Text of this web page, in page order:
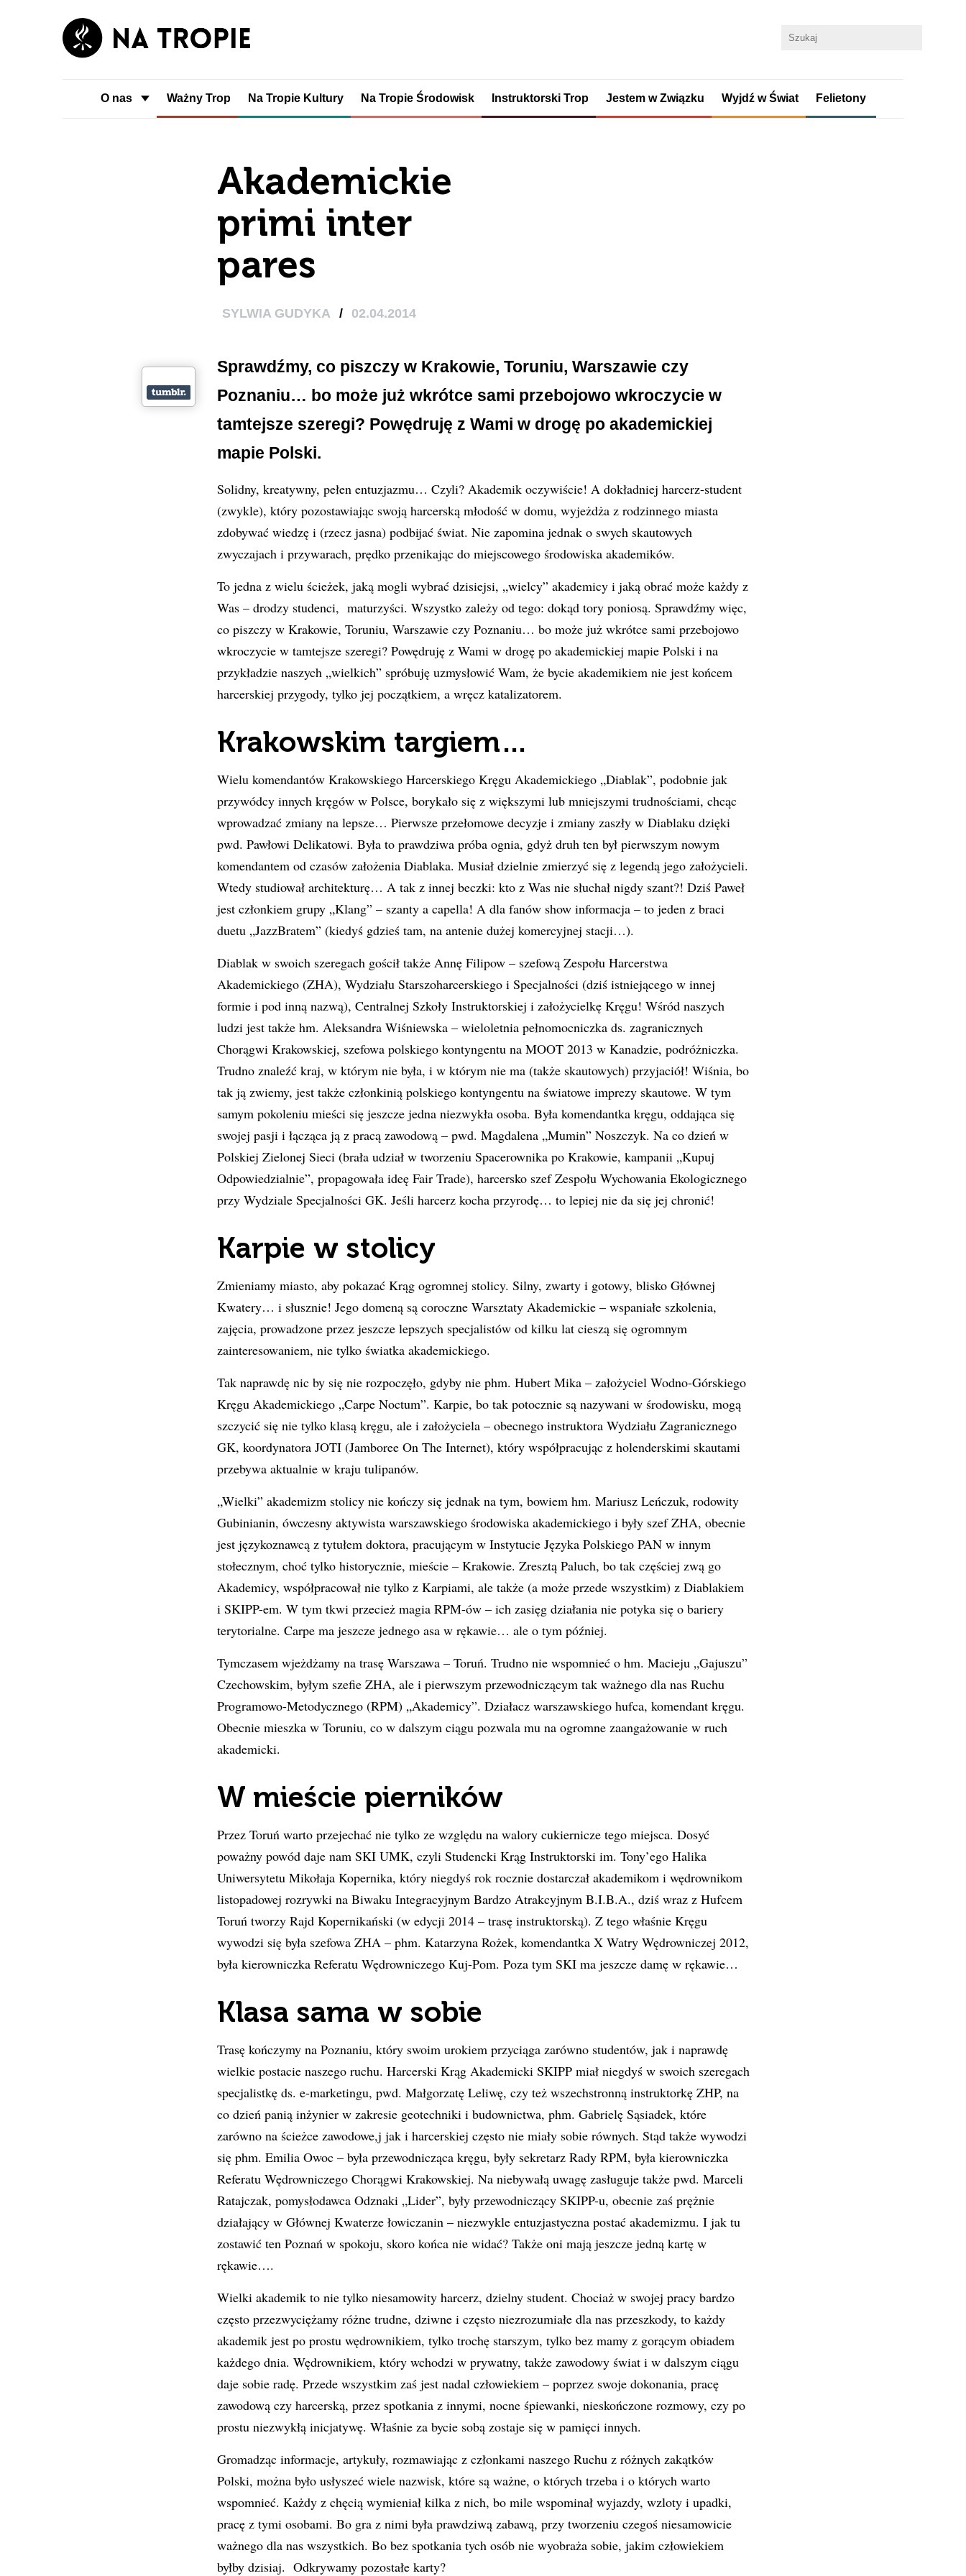
O nas Ważny Trop Na Tropie Kultury Na Tropie Środowisk Instruktorski Trop Jestem w Związku Wyjdź w Świat Felietony
Akademickie
primi inter
pares
SYLWIA GUDYKA / 02.04.2014
Sprawdźmy, co piszczy w Krakowie, Toruniu, Warszawie czy
Poznaniu… bo może już wkrótce sami przebojowo wkroczycie w
tamtejsze szeregi? Powędruję z Wami w drogę po akademickiej
mapie Polski.
Solidny, kreatywny, pełen entuzjazmu… Czyli? Akademik oczywiście! A dokładniej harcerz-student
(zwykle), który pozostawiając swoją harcerską młodość w domu, wyjeżdża z rodzinnego miasta
zdobywać wiedzę i (rzecz jasna) podbijać świat. Nie zapomina jednak o swych skautowych
zwyczajach i przywarach, prędko przenikając do miejscowego środowiska akademików.
To jedna z wielu ścieżek, jaką mogli wybrać dzisiejsi, „wielcy” akademicy i jaką obrać może każdy z
Was – drodzy studenci, maturzyści. Wszystko zależy od tego: dokąd tory poniosą. Sprawdźmy więc,
co piszczy w Krakowie, Toruniu, Warszawie czy Poznaniu… bo może już wkrótce sami przebojowo
wkroczycie w tamtejsze szeregi? Powędruję z Wami w drogę po akademickiej mapie Polski i na
przykładzie naszych „wielkich” spróbuję uzmysłowić Wam, że bycie akademikiem nie jest końcem
harcerskiej przygody, tylko jej początkiem, a wręcz katalizatorem.
Krakowskim targiem…
Wielu komendantów Krakowskiego Harcerskiego Kręgu Akademickiego „Diablak”, podobnie jak
przywódcy innych kręgów w Polsce, borykało się z większymi lub mniejszymi trudnościami, chcąc
wprowadzać zmiany na lepsze… Pierwsze przełomowe decyzje i zmiany zaszły w Diablaku dzięki
pwd. Pawłowi Delikatowi. Była to prawdziwa próba ognia, gdyż druh ten był pierwszym nowym
komendantem od czasów założenia Diablaka. Musiał dzielnie zmierzyć się z legendą jego założycieli.
Wtedy studiował architekturę… A tak z innej beczki: kto z Was nie słuchał nigdy szant?! Dziś Paweł
jest członkiem grupy „Klang” – szanty a capella! A dla fanów show informacja – to jeden z braci
duetu „JazzBratem” (kiedyś gdzieś tam, na antenie dużej komercyjnej stacji…).
Diablak w swoich szeregach gościł także Annę Filipow – szefową Zespołu Harcerstwa
Akademickiego (ZHA), Wydziału Starszoharcerskiego i Specjalności (dziś istniejącego w innej
formie i pod inną nazwą), Centralnej Szkoły Instruktorskiej i założycielkę Kręgu! Wśród naszych
ludzi jest także hm. Aleksandra Wiśniewska – wieloletnia pełnomocniczka ds. zagranicznych
Chorągwi Krakowskiej, szefowa polskiego kontyngentu na MOOT 2013 w Kanadzie, podróżniczka.
Trudno znaleźć kraj, w którym nie była, i w którym nie ma (także skautowych) przyjaciół! Wiśnia, bo
tak ją zwiemy, jest także członkinią polskiego kontyngentu na światowe imprezy skautowe. W tym
samym pokoleniu mieści się jeszcze jedna niezwykła osoba. Była komendantka kręgu, oddająca się
swojej pasji i łącząca ją z pracą zawodową – pwd. Magdalena „Mumin” Noszczyk. Na co dzień w
Polskiej Zielonej Sieci (brała udział w tworzeniu Spacerownika po Krakowie, kampanii „Kupuj
Odpowiedzialnie”, propagowała ideę Fair Trade), harcersko szef Zespołu Wychowania Ekologicznego
przy Wydziale Specjalności GK. Jeśli harcerz kocha przyrodę… to lepiej nie da się jej chronić!
Karpie w stolicy
Zmieniamy miasto, aby pokazać Krąg ogromnej stolicy. Silny, zwarty i gotowy, blisko Głównej
Kwatery… i słusznie! Jego domeną są coroczne Warsztaty Akademickie – wspaniałe szkolenia,
zajęcia, prowadzone przez jeszcze lepszych specjalistów od kilku lat cieszą się ogromnym
zainteresowaniem, nie tylko światka akademickiego.
Tak naprawdę nic by się nie rozpoczęło, gdyby nie phm. Hubert Mika – założyciel Wodno-Górskiego
Kręgu Akademickiego „Carpe Noctum”. Karpie, bo tak potocznie są nazywani w środowisku, mogą
szczycić się nie tylko klasą kręgu, ale i założyciela – obecnego instruktora Wydziału Zagranicznego
GK, koordynatora JOTI (Jamboree On The Internet), który współpracując z holenderskimi skautami
przebywa aktualnie w kraju tulipanów.
„Wielki” akademizm stolicy nie kończy się jednak na tym, bowiem hm. Mariusz Leńczuk, rodowity
Gubinianin, ówczesny aktywista warszawskiego środowiska akademickiego i były szef ZHA, obecnie
jest językoznawcą z tytułem doktora, pracującym w Instytucie Języka Polskiego PAN w innym
stołecznym, choć tylko historycznie, mieście – Krakowie. Zresztą Paluch, bo tak częściej zwą go
Akademicy, współpracował nie tylko z Karpiami, ale także (a może przede wszystkim) z Diablakiem
i SKIPP-em. W tym tkwi przecież magia RPM-ów – ich zasięg działania nie potyka się o bariery
terytorialne. Carpe ma jeszcze jednego asa w rękawie… ale o tym później.
Tymczasem wjeżdżamy na trasę Warszawa – Toruń. Trudno nie wspomnieć o hm. Macieju „Gajuszu”
Czechowskim, byłym szefie ZHA, ale i pierwszym przewodniczącym tak ważnego dla nas Ruchu
Programowo-Metodycznego (RPM) „Akademicy”. Działacz warszawskiego hufca, komendant kręgu.
Obecnie mieszka w Toruniu, co w dalszym ciągu pozwala mu na ogromne zaangażowanie w ruch
akademicki.
W mieście pierników
Przez Toruń warto przejechać nie tylko ze względu na walory cukiernicze tego miejsca. Dosyć
poważny powód daje nam SKI UMK, czyli Studencki Krąg Instruktorski im. Tony’ego Halika
Uniwersytetu Mikołaja Kopernika, który niegdyś rok rocznie dostarczał akademikom i wędrownikom
listopadowej rozrywki na Biwaku Integracyjnym Bardzo Atrakcyjnym B.I.B.A., dziś wraz z Hufcem
Toruń tworzy Rajd Kopernikański (w edycji 2014 – trasę instruktorską). Z tego właśnie Kręgu
wywodzi się była szefowa ZHA – phm. Katarzyna Rożek, komendantka X Watry Wędrowniczej 2012,
była kierowniczka Referatu Wędrowniczego Kuj-Pom. Poza tym SKI ma jeszcze damę w rękawie…
Klasa sama w sobie
Trasę kończymy na Poznaniu, który swoim urokiem przyciąga zarówno studentów, jak i naprawdę
wielkie postacie naszego ruchu. Harcerski Krąg Akademicki SKIPP miał niegdyś w swoich szeregach
specjalistkę ds. e-marketingu, pwd. Małgorzatę Leliwę, czy też wszechstronną instruktorkę ZHP, na
co dzień panią inżynier w zakresie geotechniki i budownictwa, phm. Gabrielę Sąsiadek, które
zarówno na ścieżce zawodowe,j jak i harcerskiej często nie miały sobie równych. Stąd także wywodzi
się phm. Emilia Owoc – była przewodnicząca kręgu, były sekretarz Rady RPM, była kierowniczka
Referatu Wędrowniczego Chorągwi Krakowskiej. Na niebywałą uwagę zasługuje także pwd. Marceli
Ratajczak, pomysłodawca Odznaki „Lider”, były przewodniczący SKIPP-u, obecnie zaś prężnie
działający w Głównej Kwaterze łowiczanin – niezwykle entuzjastyczna postać akademizmu. I jak tu
zostawić ten Poznań w spokoju, skoro końca nie widać? Także oni mają jeszcze jedną kartę w
rękawie….
Wielki akademik to nie tylko niesamowity harcerz, dzielny student. Chociaż w swojej pracy bardzo
często przezwyciężamy różne trudne, dziwne i często niezrozumiałe dla nas przeszkody, to każdy
akademik jest po prostu wędrownikiem, tylko trochę starszym, tylko bez mamy z gorącym obiadem
każdego dnia. Wędrownikiem, który wchodzi w prywatny, także zawodowy świat i w dalszym ciągu
daje sobie radę. Przede wszystkim zaś jest nadal człowiekiem – poprzez swoje dokonania, pracę
zawodową czy harcerską, przez spotkania z innymi, nocne śpiewanki, nieskończone rozmowy, czy po
prostu niezwykłą inicjatywę. Właśnie za bycie sobą zostaje się w pamięci innych.
Gromadząc informacje, artykuły, rozmawiając z członkami naszego Ruchu z różnych zakątków
Polski, można było usłyszeć wiele nazwisk, które są ważne, o których trzeba i o których warto
wspomnieć. Każdy z chęcią wymieniał kilka z nich, bo mile wspominał wyjazdy, wzloty i upadki,
pracę z tymi osobami. Bo gra z nimi była prawdziwą zabawą, przy tworzeniu czegoś niesamowicie
ważnego dla nas wszystkich. Bo bez spotkania tych osób nie wyobraża sobie, jakim człowiekiem
byłby dzisiaj. Odkrywamy pozostałe karty?